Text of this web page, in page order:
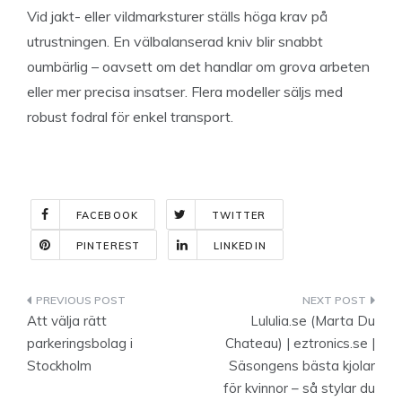
Vid jakt- eller vildmarksturer ställs höga krav på
utrustningen. En välbalanserad kniv blir snabbt
oumbärlig – oavsett om det handlar om grova arbeten
eller mer precisa insatser. Flera modeller säljs med
robust fodral för enkel transport.
FACEBOOK TWITTER
PINTEREST LINKEDIN
Indlægsnavigation
Att välja rätt
parkeringsbolag i
Stockholm
Lululia.se (Marta Du
Chateau) | eztronics.se |
Säsongens bästa kjolar
för kvinnor – så stylar du